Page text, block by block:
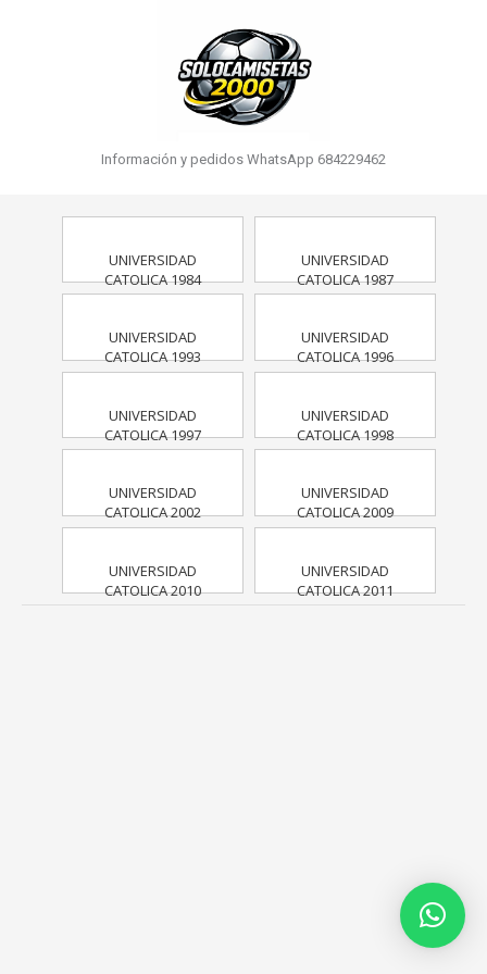
Información y pedidos WhatsApp 684229462
UNIVERSIDAD
CATOLICA 1984
UNIVERSIDAD
CATOLICA 1987
UNIVERSIDAD
CATOLICA 1993
UNIVERSIDAD
CATOLICA 1996
UNIVERSIDAD
CATOLICA 1997
UNIVERSIDAD
CATOLICA 1998
UNIVERSIDAD
CATOLICA 2002
UNIVERSIDAD
CATOLICA 2009
UNIVERSIDAD
CATOLICA 2010
UNIVERSIDAD
CATOLICA 2011